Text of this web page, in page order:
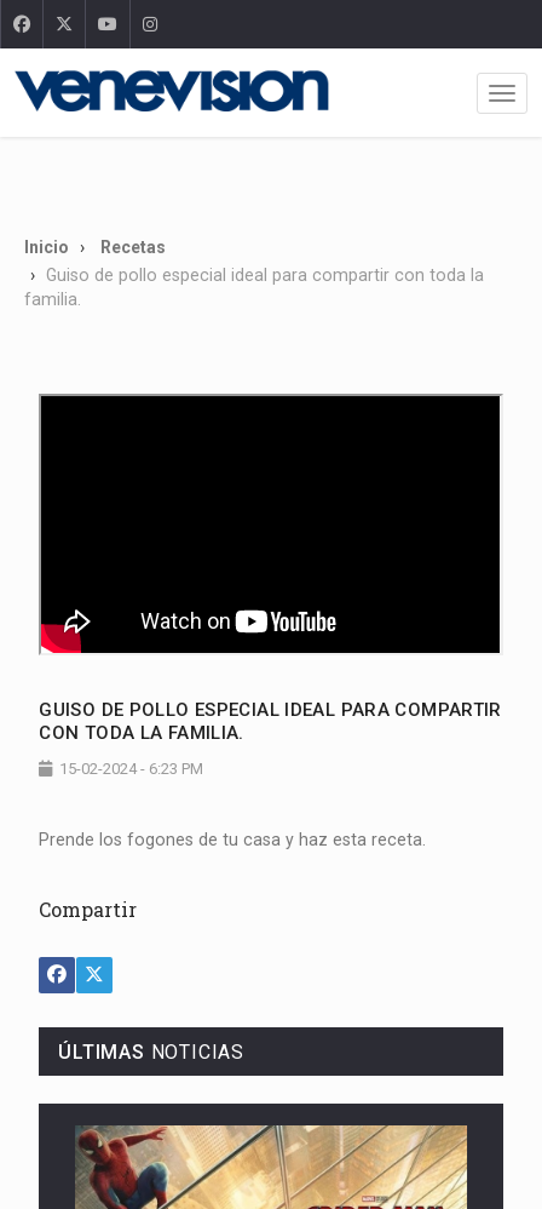
Inicio
Recetas
Guiso de pollo especial ideal para compartir con toda la
familia.
GUISO DE POLLO ESPECIAL IDEAL PARA COMPARTIR
CON TODA LA FAMILIA.
15-02-2024 - 6:23 PM
Prende los fogones de tu casa y haz esta receta.
Compartir
ÚLTIMAS NOTICIAS